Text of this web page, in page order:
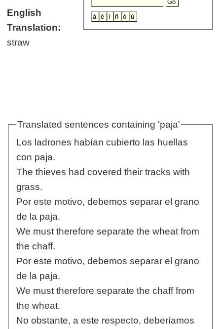
English
Translation:
straw
Translated sentences containing 'paja'
Los ladrones habían cubierto las huellas
con paja.
The thieves had covered their tracks with
grass.
Por este motivo, debemos separar el grano
de la paja.
We must therefore separate the wheat from
the chaff.
Por este motivo, debemos separar el grano
de la paja.
We must therefore separate the chaff from
the wheat.
No obstante, a este respecto, deberíamos